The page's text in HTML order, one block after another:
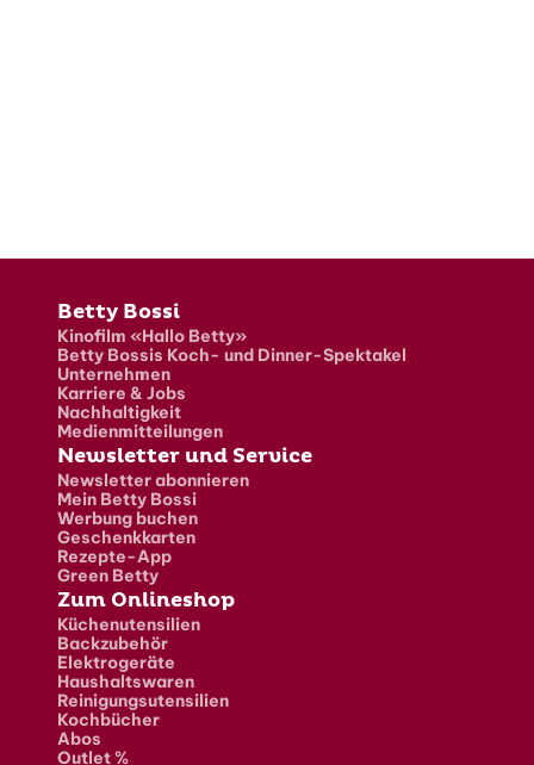
Fusszeile
Betty Bossi
Kinofilm «Hallo Betty»
Betty Bossis Koch- und Dinner-Spektakel
Unternehmen
Karriere & Jobs
Nachhaltigkeit
Medienmitteilungen
Newsletter und Service
Newsletter abonnieren
Mein Betty Bossi
Werbung buchen
Geschenkkarten
Rezepte-App
Green Betty
Zum Onlineshop
Küchenutensilien
Backzubehör
Elektrogeräte
Haushaltswaren
Reinigungsutensilien
Kochbücher
Abos
Outlet %